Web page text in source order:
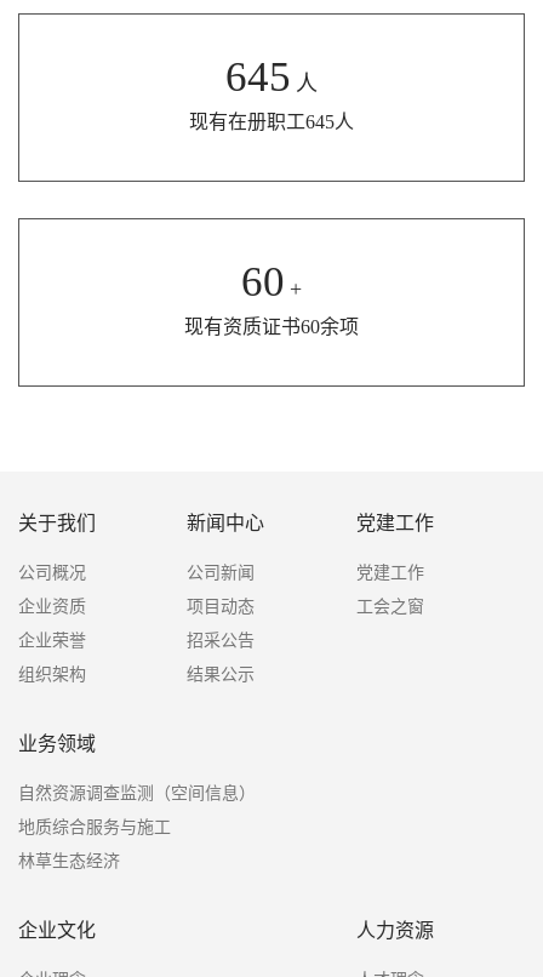
645 人
现有在册职工645人
60 +
现有资质证书60余项
关于我们
公司概况
企业资质
企业荣誉
组织架构
新闻中心
公司新闻
项目动态
招采公告
结果公示
党建工作
党建工作
工会之窗
业务领域
自然资源调查监测（空间信息）
地质综合服务与施工
林草生态经济
企业文化 人力资源